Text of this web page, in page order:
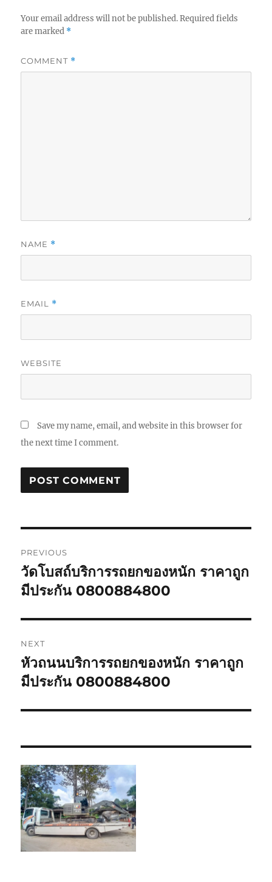
Your email address will not be published. Required fields
are marked *
COMMENT *
NAME *
EMAIL *
WEBSITE
Save my name, email, and website in this browser for
the next time I comment.
navigation
PREVIOUS
Previous
post:
วัดโบสถ์บริการรถยกของหนัก ราคาถูก
มีประกัน 0800884800
NEXT
Next
post:
หัวถนนบริการรถยกของหนัก ราคาถูก
มีประกัน 0800884800